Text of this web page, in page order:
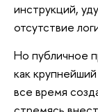
инструкций,
отсутствие
Но публичное
как
все время